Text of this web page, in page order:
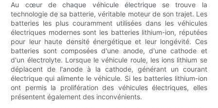
Au cœur de chaque véhicule électrique se trouve la
technologie de sa batterie, véritable moteur de son trajet. Les
batteries les plus couramment utilisées dans les véhicules
électriques modernes sont les batteries lithium-ion, réputées
pour leur haute densité énergétique et leur longévité. Ces
batteries sont composées d'une anode, d'une cathode et
d'un électrolyte. Lorsque le véhicule roule, les ions lithium se
déplacent de l'anode à la cathode, générant un courant
électrique qui alimente le véhicule. Si les batteries lithium-ion
ont permis la prolifération des véhicules électriques, elles
présentent également des inconvénients.